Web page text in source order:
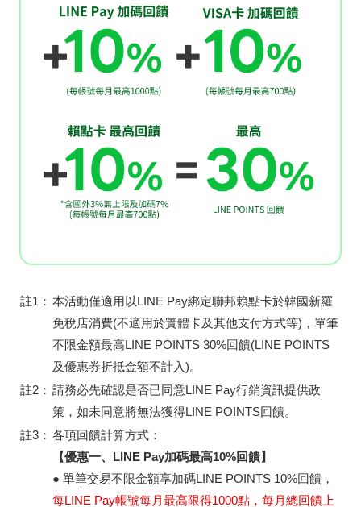
註1： 本活動僅適用以LINE Pay綁定聯邦賴點卡於韓國新羅
免稅店消費(不適用於實體卡及其他支付方式等)，單筆
不限金額最高LINE POINTS 30%回饋(LINE POINTS
及優惠券折抵金額不計入)。
註2： 請務必先確認是否已同意LINE Pay行銷資訊提供政
策，如未同意將無法獲得LINE POINTS回饋。
註3： 各項回饋計算方式：
【優惠一、LINE Pay加碼最高10%回饋】
● 單筆交易不限金額享加碼LINE POINTS 10%回饋，
每LINE Pay帳號每月最高限得1000點，每月總回饋上